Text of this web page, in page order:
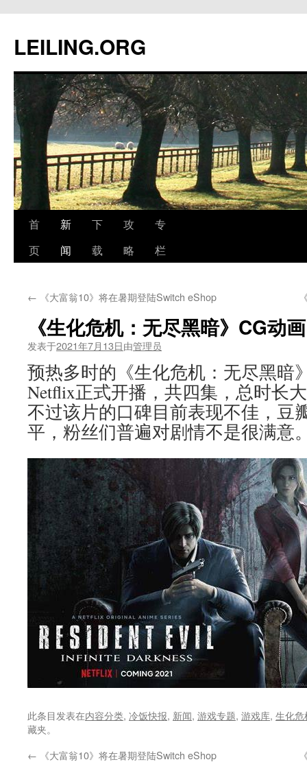
文
LEILING.ORG
首
页
新
闻
下
载
攻
略
专
栏
← 《大富翁10》将在暑期登陆Switch eShop
《生化危机：无尽黑暗》CG动
发表于2021年7月13日由管理员
预热多时的《生化危机：无尽黑暗
Netflix正式开播，共四集，总时长
不过该片的口碑目前表现不佳，豆
平，粉丝们普遍对剧情不是很满意
此条目发表在内容分类, 冷饭快报, 新闻, 游戏专题, 游戏库, 生化
藏夹。
← 《大富翁10》将在暑期登陆Switch eShop